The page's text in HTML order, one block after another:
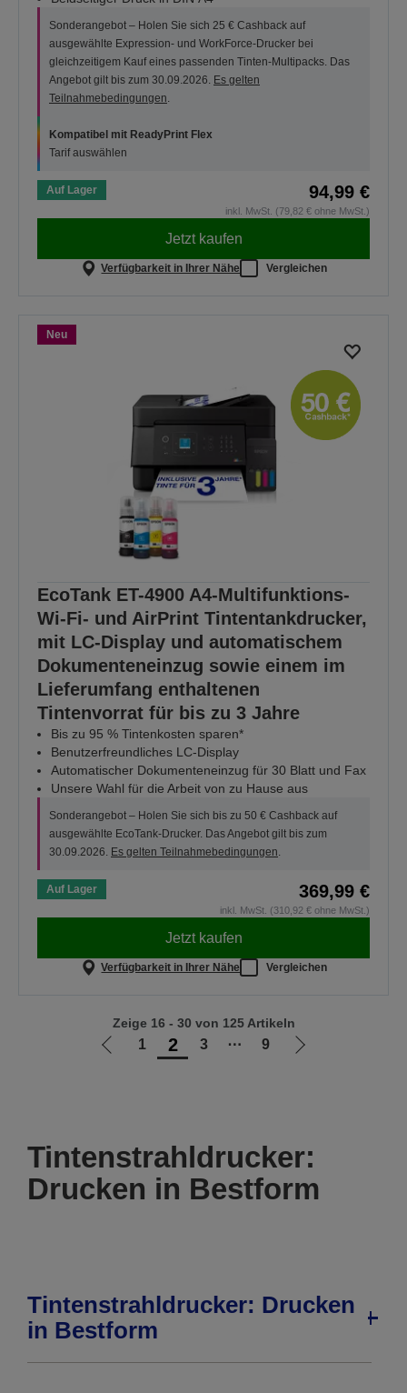
Sonderangebot – Holen Sie sich 25 € Cashback auf
ausgewählte Expression- und WorkForce-Drucker bei
gleichzeitigem Kauf eines passenden Tinten-Multipacks. Das
Angebot gilt bis zum 30.09.2026. Es gelten
Teilnahmebedingungen.
Kompatibel mit ReadyPrint Flex
Tarif auswählen
Auf Lager 94,99 €
inkl. MwSt. (79,82 € ohne MwSt.)
Jetzt kaufen
Verfügbarkeit in Ihrer Nähe Vergleichen
Neu
EcoTank ET-4900 A4-Multifunktions-
Wi-Fi- und AirPrint Tintentankdrucker,
mit LC-Display und automatischem
Dokumenteneinzug sowie einem im
Lieferumfang enthaltenen
Tintenvorrat für bis zu 3 Jahre
Bis zu 95 % Tintenkosten sparen*
Benutzerfreundliches LC-Display
Automatischer Dokumenteneinzug für 30 Blatt und Fax
Unsere Wahl für die Arbeit von zu Hause aus
Sonderangebot – Holen Sie sich bis zu 50 € Cashback auf
ausgewählte EcoTank-Drucker. Das Angebot gilt bis zum
30.09.2026. Es gelten Teilnahmebedingungen.
Auf Lager 369,99 €
inkl. MwSt. (310,92 € ohne MwSt.)
Jetzt kaufen
Verfügbarkeit in Ihrer Nähe Vergleichen
Zur
1 2 3 ⋯ 9
Zur
Zeige 16 - 30 von 125 Artikeln
Tintenstrahldrucker:
Drucken in Bestform
Tintenstrahldrucker: Drucken
in Bestform